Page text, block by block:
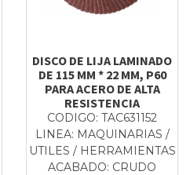
DISCO DE LIJA LAMINADO
DE 115 MM * 22 MM, P60
PARA ACERO DE ALTA
RESISTENCIA
CODIGO: TAC631152
LINEA: MAQUINARIAS /
UTILES / HERRAMIENTAS
ACABADO: CRUDO